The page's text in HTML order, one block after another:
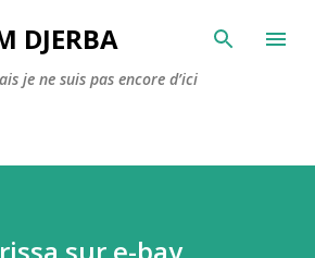
au contenu principal
DJERBA
je ne suis pas encore d’ici